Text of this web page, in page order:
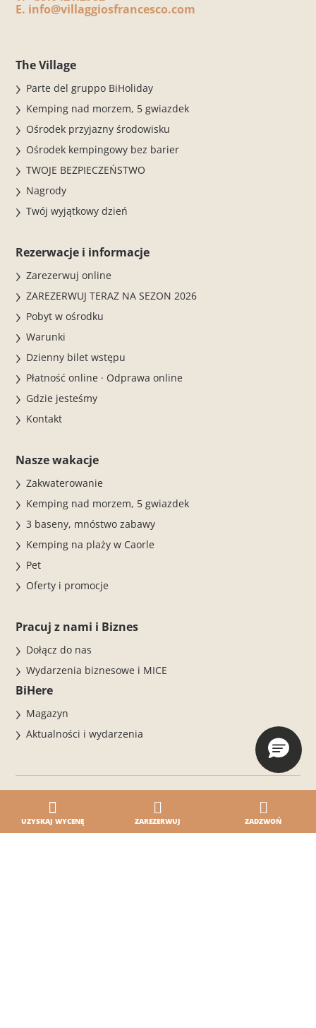
UZYSKAJ WYCENĘ ZAREZERWUJ ZADZWOŃ
E. info@villaggiosfrancesco.com
The Village
Parte del gruppo BiHoliday
Kemping nad morzem, 5 gwiazdek
Ośrodek przyjazny środowisku
Ośrodek kempingowy bez barier
TWOJE BEZPIECZEŃSTWO
Nagrody
Twój wyjątkowy dzień
Rezerwacje i informacje
Zarezerwuj online
ZAREZERWUJ TERAZ NA SEZON 2026
Pobyt w ośrodku
Warunki
Dzienny bilet wstępu
Płatność online · Odprawa online
Gdzie jesteśmy
Kontakt
Nasze wakacje
Zakwaterowanie
Kemping nad morzem, 5 gwiazdek
3 baseny, mnóstwo zabawy
Kemping na plaży w Caorle
Pet
Oferty i promocje
Pracuj z nami i Biznes
Dołącz do nas
Wydarzenia biznesowe i MICE
BiHere
Magazyn
Aktualności i wydarzenia